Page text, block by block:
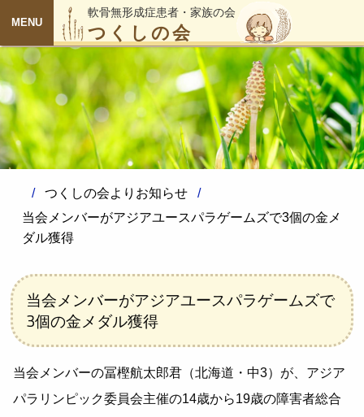
MENU 軟骨無形成症患者・家族の会
つくしの会
つくしの会よりお知らせ
当会メンバーがアジアユースパラゲームズで3個の金メ
ダル獲得
当会メンバーがアジアユースパラゲームズで
3個の金メダル獲得
当会メンバーの冨樫航太郎君（北海道・中3）が、アジア
パラリンピック委員会主催の14歳から19歳の障害者総合